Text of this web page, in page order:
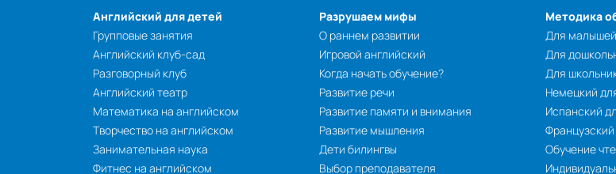
Английский для детей
Групповые занятия
Английский клуб-сад
Разговорный клуб
Английский театр
Математика на английском
Творчество на английском
Занимательная наука
Фитнес на английском
Разрушаем мифы
О раннем развитии
Игровой английский
Когда начать обучение?
Развитие речи
Развитие памяти и внимания
Развитие мышления
Дети билингвы
Выбор преподавателя
Методика
Для малышей
Для
Для
Немецкий
Испанский
Обучение